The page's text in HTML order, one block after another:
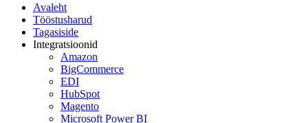
Avaleht
Tööstusharud
Tagasiside
Integratsioonid
Amazon
BigCommerce
EDI
HubSpot
Magento
Microsoft Power BI